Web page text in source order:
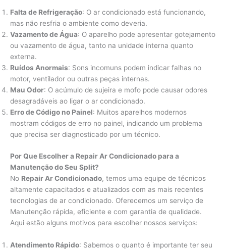
Falta de Refrigeração: O ar condicionado está funcionando,
mas não resfria o ambiente como deveria.
Vazamento de Água: O aparelho pode apresentar gotejamento
ou vazamento de água, tanto na unidade interna quanto
externa.
Ruídos Anormais: Sons incomuns podem indicar falhas no
motor, ventilador ou outras peças internas.
Mau Odor: O acúmulo de sujeira e mofo pode causar odores
desagradáveis ao ligar o ar condicionado.
Erro de Código no Painel: Muitos aparelhos modernos
mostram códigos de erro no painel, indicando um problema
que precisa ser diagnosticado por um técnico.
Por Que Escolher a Repair Ar Condicionado para a
Manutenção do Seu Split?
No Repair Ar Condicionado, temos uma equipe de técnicos
altamente capacitados e atualizados com as mais recentes
tecnologias de ar condicionado. Oferecemos um serviço de
Manutenção rápida, eficiente e com garantia de qualidade.
Aqui estão alguns motivos para escolher nossos serviços:
Atendimento Rápido: Sabemos o quanto é importante ter seu